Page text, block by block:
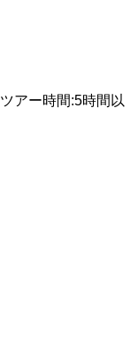
ツアー時間:5時間以